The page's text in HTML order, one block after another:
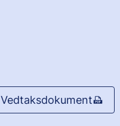
Vedtaksdokument